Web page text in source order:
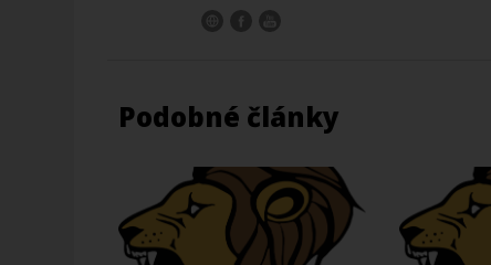
Podobné články